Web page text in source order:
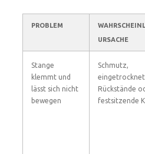
PROBLEM
URSACHE
Stange
klemmt und
lässt sich nicht
bewegen
Schmutz,
Rückstände
festsitzende